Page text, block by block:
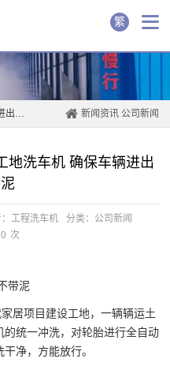
繁
门口设工地洗车机，货车进出先洗...
恩施引进工地洗车机 确保车辆进...
机
安装渣土车工地洗车机,保障拉萨...
新闻资讯 公司新闻
地洗车机 确保车辆进出
工程洗车机 分类：
公司新闻
0 次
带泥
居项目建设工地，一辆辆运土
统一冲洗，对轮胎进行全自动
净，方能放行。